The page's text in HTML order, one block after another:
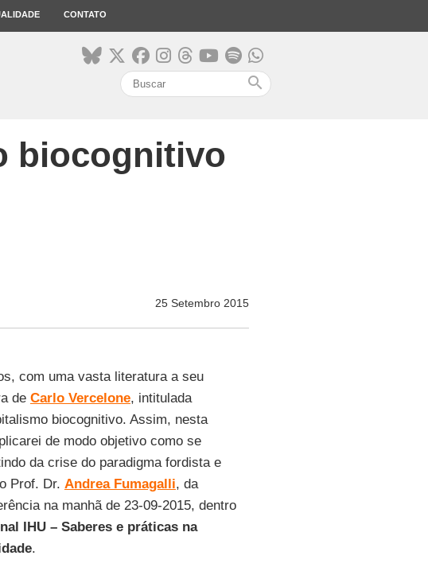
CONTATO
search
biocognitivo
25 Setembro 2015
com uma vasta literatura a seu
de Carlo Vercelone, intitulada
biocognitivo. Assim, nesta
de modo objetivo como se
da crise do paradigma fordista e
Prof. Dr. Andrea Fumagalli, da
na manhã de 23-09-2015, dentro
IHU – Saberes e práticas na
.